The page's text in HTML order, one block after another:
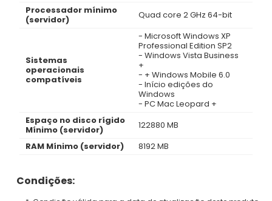
Processador mínimo
(servidor)
Quad core 2 GHz 64-bit
Sistemas
operacionais
compatíveis
- Microsoft Windows XP
Professional Edition SP2
- Windows Vista Business
+
- + Windows Mobile 6.0
- Início edições do
Windows
- PC Mac Leopard +
Espaço no disco rígido
Mínimo (servidor)
122880 MB
RAM Mínimo (servidor)
8192 MB
Condições: